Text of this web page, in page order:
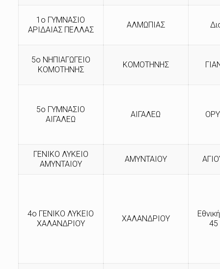
1ο ΓΥΜΝΑΣΙΟ
ΑΡΙΔΑΙΑΣ ΠΕΛΛΑΣ
ΑΛΜΩΠΙΑΣ
5ο ΝΗΠΙΑΓΩΓΕΙΟ
ΚΟΜΟΤΗΝΗΣ
ΚΟΜΟΤΗΝΗΣ
5ο ΓΥΜΝΑΣΙΟ
ΑΙΓΑΛΕΩ
ΑΙΓΑΛΕΩ
ΓΕΝΙΚΟ ΛΥΚΕΙΟ
ΑΜΥΝΤΑΙΟΥ
ΑΜΥΝΤΑΙΟΥ
4ο ΓΕΝΙΚΟ ΛΥΚΕΙΟ
ΧΑΛΑΝΔΡΙΟΥ
ΧΑΛΑΝΔΡΙΟΥ
45